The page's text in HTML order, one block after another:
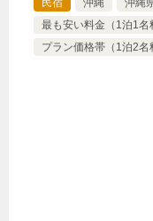
民宿 沖縄 沖縄
最も安い料金（1泊1名
プラン価格帯（1泊2名